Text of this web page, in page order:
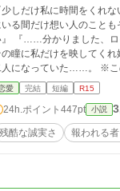
だけ私に時間をくれないだろうか……』 彼はいつだって誠実な婚約者だった
間だけ想い人のこともその目に映したいと告げた。 『想い
分かりました、ロイド様』 私は彼に恋をしていた。だから、嫌われたくなくて……それを許
瞳に私だけを映してくれ嬉しかった
二人
愛 完結 短編 R15
24h.ポイント 447pt 小説
残酷な誠実さ 報われる